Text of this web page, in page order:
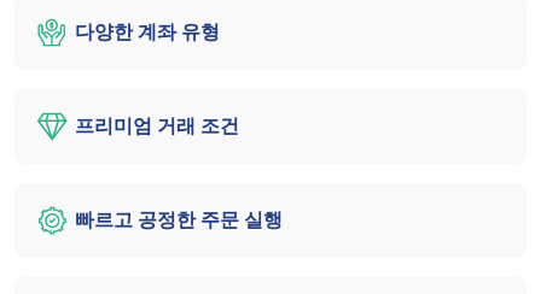
다양한 계좌 유형
프리미엄 거래 조건
빠르고 공정한 주문 실행